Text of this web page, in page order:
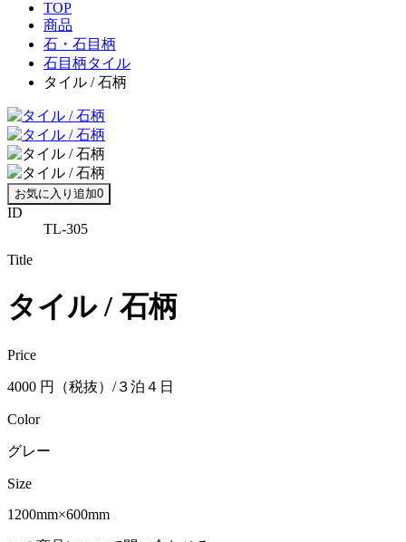
TOP
商品
石・石目柄
石目柄タイル
タイル / 石柄
お気に入り追加0
ID
TL-305
Title
タイル / 石柄
Price
4000 円（税抜）/３泊４日
Color
グレー
Size
1200mm×600mm